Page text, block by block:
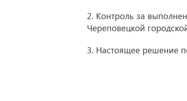
2. Контроль за
Череповецкой
3. Настоящее решение